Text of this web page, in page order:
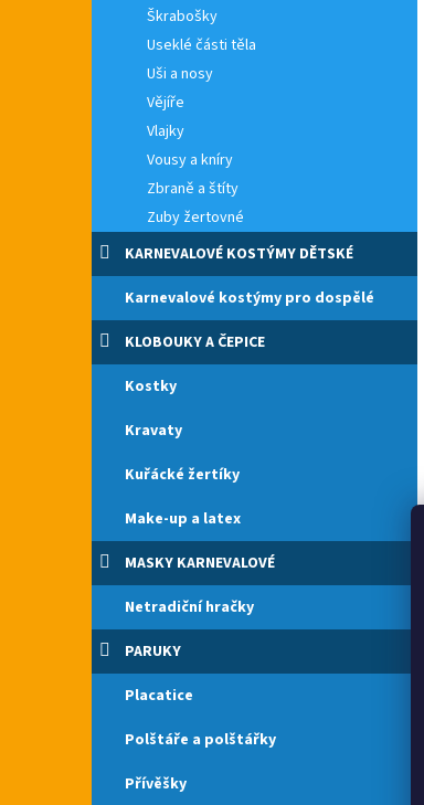
Škrabošky
Useklé části těla
Uši a nosy
Vějíře
Vlajky
Vousy a kníry
Zbraně a štíty
Zuby žertovné
KARNEVALOVÉ KOSTÝMY DĚTSKÉ
Karnevalové kostýmy pro dospělé
KLOBOUKY A ČEPICE
Kostky
Kravaty
Kuřácké žertíky
Make-up a latex
MASKY KARNEVALOVÉ
Netradiční hračky
PARUKY
Placatice
Polštáře a polštářky
Přívěšky